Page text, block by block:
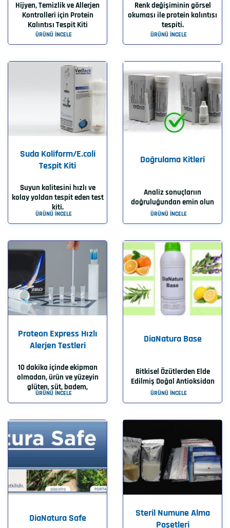
Hijyen, Temizlik ve Allerjen
Kontrolleri için Protein
Kalıntısı Tespit Kiti
ÜRÜNÜ İNCELE
Renk değişiminin görsel
okuması ile protein kalıntısı
tespiti.
ÜRÜNÜ İNCELE
Suda Koliform/E.coli
Tespit Kiti
Suyun kalitesini hızlı ve
kolay yoldan tespit eden test
kiti.
ÜRÜNÜ İNCELE
Doğrulama Kitleri
Analiz sonuçlarıın
doğruluğundan emin olun
ÜRÜNÜ İNCELE
Proteon Express Hızlı
Alerjen Testleri
10 dakika içinde ekipman
olmadan, ürün ve yüzeyin
glüten, süt, badem,
ÜRÜNÜ İNCELE
DiaNatura Base
Bitkisel Özütlerden Elde
Edilmiş Doğal Antioksidan
ÜRÜNÜ İNCELE
DiaNatura Safe
Steril Numune Alma
Poşetleri